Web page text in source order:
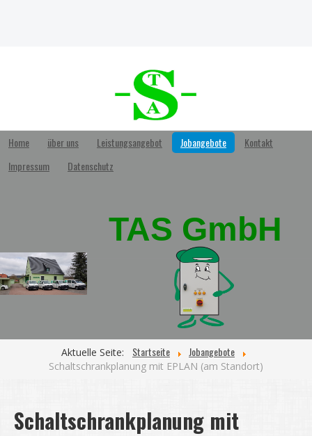
Home über uns Leistungsangebot Jobangebote
Kontakt
Impressum
Datenschutz
TAS GmbH
Aktuelle Seite: Startseite Jobangebote
Schaltschrankplanung mit EPLAN (am Standort)
Schaltschrankplanung mit